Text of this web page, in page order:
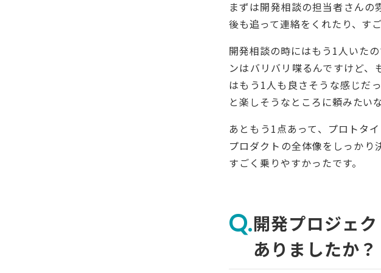
まずは開発相談の担当者さん
後も追って連絡をくれたり、す
開発相談の時にはもう1人いた
ンはバリバリ喋るんですけど
はもう1人も良さそうな感じだ
と楽しそうなところに頼みたい
あともう1点あって、プロトタ
プロダクトの全体像をしっか
すごく乗りやすかったです。
開発プロジェ
ありましたか？